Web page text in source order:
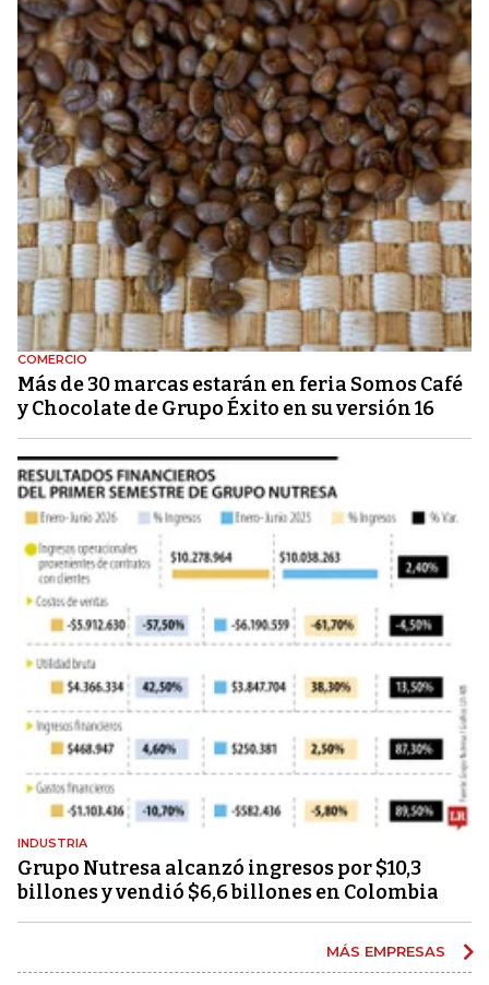
COMERCIO
Más de 30 marcas estarán en feria Somos Café
y Chocolate de Grupo Éxito en su versión 16
INDUSTRIA
Grupo Nutresa alcanzó ingresos por $10,3
billones y vendió $6,6 billones en Colombia
MÁS EMPRESAS